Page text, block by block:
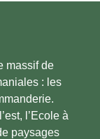
massif de
: les
l’Ecole à
paysages